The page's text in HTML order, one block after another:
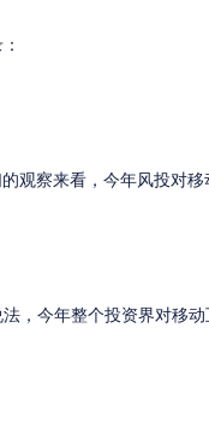
观察来看，今年风投对
，今年整个投资界对移